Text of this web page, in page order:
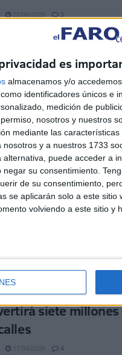
es
almacenamos y/o
identificadores únicos e
medición de
nosotros y nuestros
mediante las
y a nuestros 1733
puede acceder a
su consentimiento.
de su consentimiento,
se aplicarán solo a este
volviendo a este sitio y
3
XXIII, en Ceuta, inicia una
falta de
Hadú
06/2026 2
en Ceuta, ha vuelto a ser
de las obras de ...
los primeros pasos
la pasarela de
siete
17/04/2026 4